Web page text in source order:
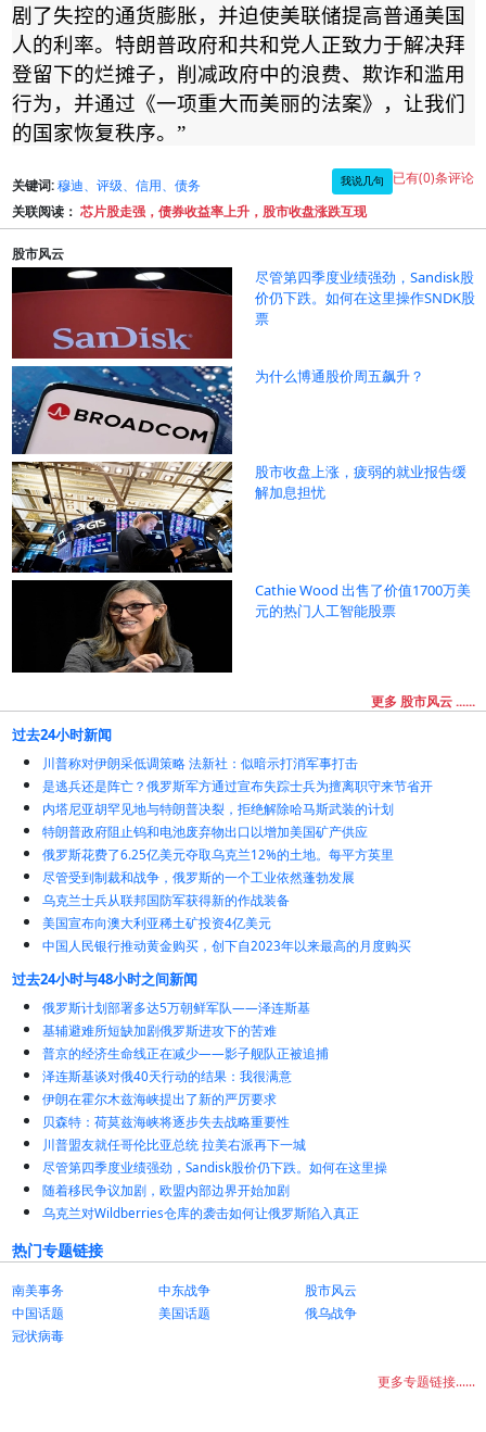
剧了失控的通货膨胀，并迫使美联储提高普通美国
人的利率。特朗普政府和共和党人正致力于解决拜
登留下的烂摊子，削减政府中的浪费、欺诈和滥用
行为，并通过《一项重大而美丽的法案》，让我们
的国家恢复秩序。 ”
关键词: 穆迪、评级、信用、债务 我说几句 已有(0)条评论
关联阅读： 芯片股走强，债券收益率上升，股市收盘涨跌互现
股市风云
尽管第四季度业绩强劲，Sandisk股
价仍下跌。如何在这里操作SNDK股
票
为什么博通股价周五飙升？
股市收盘上涨，疲弱的就业报告缓
解加息担忧
Cathie Wood 出售了价值1700万美
元的热门人工智能股票
更多 股市风云 ......
过去24小时新闻
川普称对伊朗采低调策略 法新社：似暗示打消军事打击
是逃兵还是阵亡？俄罗斯军方通过宣布失踪士兵为擅离职守来节省开
内塔尼亚胡罕见地与特朗普决裂，拒绝解除哈马斯武装的计划
特朗普政府阻止钨和电池废弃物出口以增加美国矿产供应
俄罗斯花费了6.25亿美元夺取乌克兰12%的土地。每平方英里
尽管受到制裁和战争，俄罗斯的一个工业依然蓬勃发展
乌克兰士兵从联邦国防军获得新的作战装备
美国宣布向澳大利亚稀土矿投资4亿美元
中国人民银行推动黄金购买，创下自2023年以来最高的月度购买
过去24小时与48小时之间新闻
俄罗斯计划部署多达5万朝鲜军队——泽连斯基
基辅避难所短缺加剧俄罗斯进攻下的苦难
普京的经济生命线正在减少——影子舰队正被追捕
泽连斯基谈对俄40天行动的结果：我很满意
伊朗在霍尔木兹海峡提出了新的严厉要求
贝森特：荷莫兹海峡将逐步失去战略重要性
川普盟友就任哥伦比亚总统 拉美右派再下一城
尽管第四季度业绩强劲，Sandisk股价仍下跌。如何在这里操
随着移民争议加剧，欧盟内部边界开始加剧
乌克兰对Wildberries仓库的袭击如何让俄罗斯陷入真正
热门专题链接
南美事务 中东战争
股市风云
中国话题
美国话题
俄乌战争
冠状病毒
更多专题链接......